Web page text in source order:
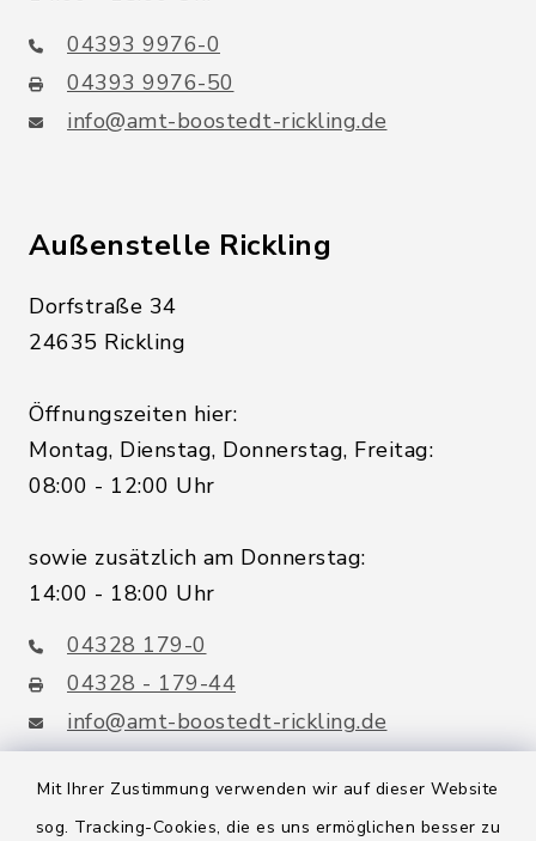
Mit Ihrer Zustimmung verwenden wir auf dieser Website
sog. Tracking-Cookies, die es uns ermöglichen besser zu
04393 9976-0
04393 9976-50
info@amt-boostedt-rickling.de
Außenstelle Rickling
Dorfstraße 34
24635 Rickling
Öffnungszeiten hier:
Montag, Dienstag, Donnerstag, Freitag:
08:00 - 12:00 Uhr
sowie zusätzlich am Donnerstag:
14:00 - 18:00 Uhr
04328 179-0
04328 - 179-44
info@amt-boostedt-rickling.de